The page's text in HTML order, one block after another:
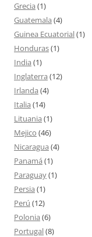
Grecia (1)
Guatemala (4)
Guinea Ecuatorial(1)
Honduras(1)
India (1)
Inglaterra (12)
Irlanda (4)
Italia (14)
Lituania (1)
Mejico (46)
Nicaragua (4)
Panamá (1)
Paraguay(1)
Persia (1)
Perú (12)
Polonia (6)
Portugal(8)